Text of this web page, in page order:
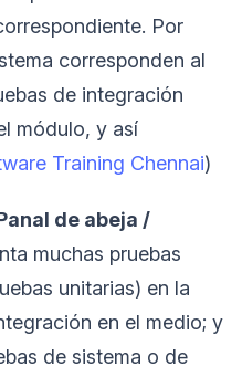
Por
corresponden al
de integración
módulo, y así
Training Chennai)
de abeja /
muchas pruebas
unitarias) en la
en el medio; y
de sistema o de